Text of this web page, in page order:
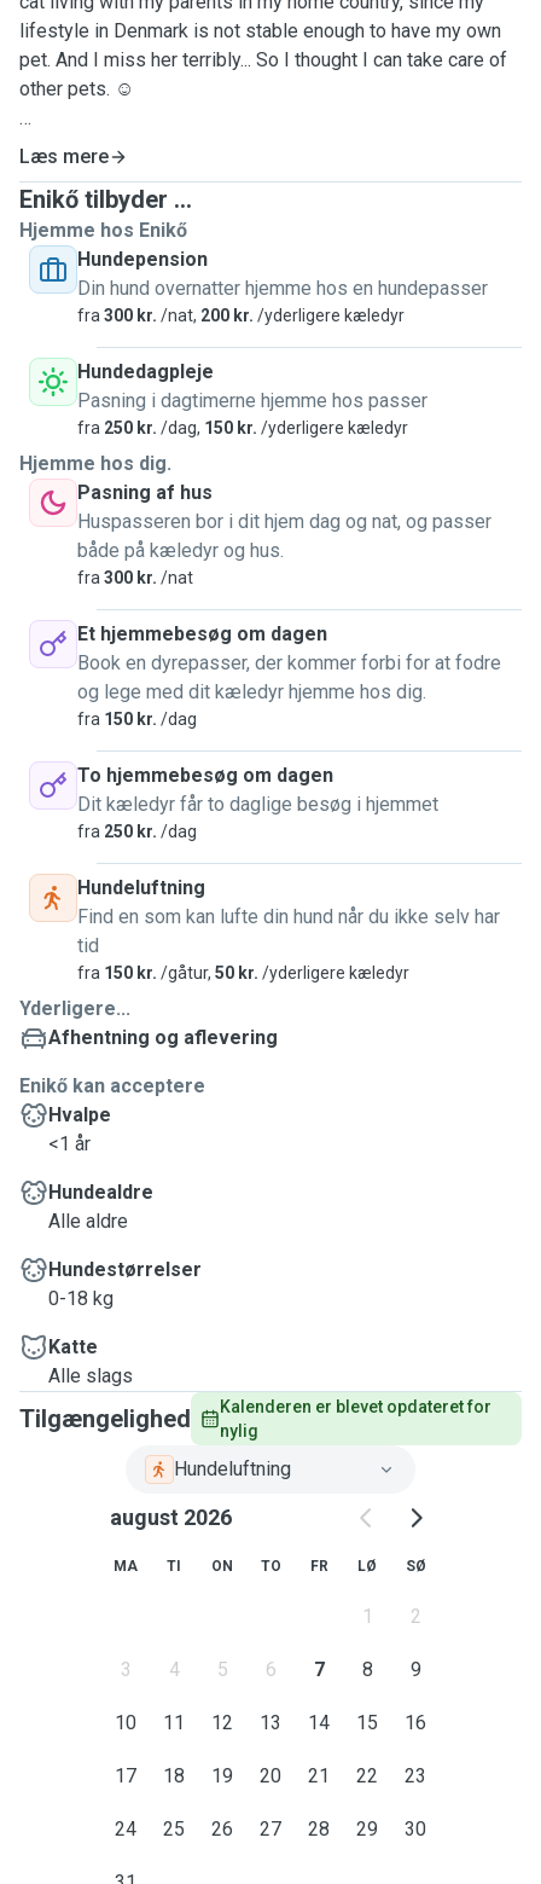
lifestyle in Denmark is not stable enough to have my own
pet. And I miss her terribly... So I thought I can take care of
other pets. ☺️
Besides my cat, I have experience with kittens too, since I
allowed her to have a litter once. It was amazing to take
care of very little ones and watch them grow. ☺️ I also
managed to find them loving families.
Also, my family always had dogs, so I can take care of
them too. I prefer small or middle sized ones. ☺️ I like to
go for walks, play together and cuddle (a lot). I don't have
experience to train them though.
I live in the south part of Aarhus, where I'm renting an
apartment. There is also an outdoor area where I can take
the pets for short walks on leash. I live alone, just have
some teddy bears. ☺️ Right now, I don't have a stable job,
and I spend quite lot of time at home. I'm only working
about 2-3 days/week for 2-6 hours. This means, I am able
to go for a walk/play about 2-3 times per day. I am also
happy to go to your home if that is more comfortable for
you.
Læs mere
Enikő tilbyder ...
Hjemme hos Enikő
Hundepension
Din hund overnatter hjemme hos en hundepasser
fra 300 kr. /nat, 200 kr. /yderligere kæledyr
Hundedagpleje
Pasning i dagtimerne hjemme hos passer
fra 250 kr. /dag, 150 kr. /yderligere kæledyr
Hjemme hos dig.
Pasning af hus
Huspasseren bor i dit hjem dag og nat, og passer
både på kæledyr og hus.
fra 300 kr. /nat
Et hjemmebesøg om dagen
Book en dyrepasser, der kommer forbi for at fodre
og lege med dit kæledyr hjemme hos dig.
fra 150 kr. /dag
To hjemmebesøg om dagen
Dit kæledyr får to daglige besøg i hjemmet
fra 250 kr. /dag
Hundeluftning
Find en som kan lufte din hund når du ikke selv har
tid
fra 150 kr. /gåtur, 50 kr. /yderligere kæledyr
Yderligere...
Afhentning og aflevering
Enikő kan acceptere
Hvalpe
<1 år
Hundealdre
Alle aldre
Hundestørrelser
0-18 kg
Katte
Alle slags
Tilgængelighed
Kalenderen er blevet opdateret for
nylig
Hundeluftning
august 2026
MA TI ON TO FR LØ SØ
1 2
3 4 5 6 7 8 9
10 11 12 13 14 15 16
17 18 19 20 21 22 23
24 25 26 27 28 29 30